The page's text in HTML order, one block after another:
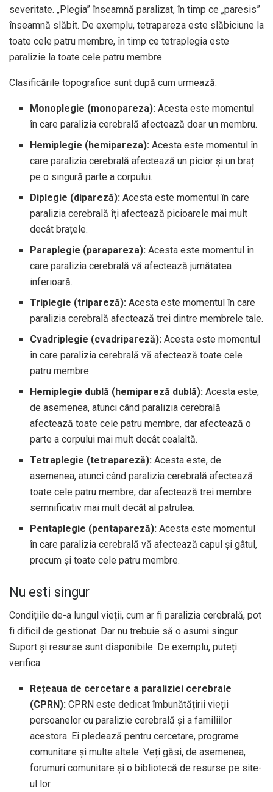
severitate. „Plegia” înseamnă paralizat, în timp ce „paresis”
înseamnă slăbit. De exemplu, tetrapareza este slăbiciune la
toate cele patru membre, în timp ce tetraplegia este
paralizie la toate cele patru membre.
Clasificările topografice sunt după cum urmează:
Monoplegie (monopareza): Acesta este momentul
în care paralizia cerebrală afectează doar un membru.
Hemiplegie (hemipareza): Acesta este momentul în
care paralizia cerebrală afectează un picior și un braț
pe o singură parte a corpului.
Diplegie (dipareză): Acesta este momentul în care
paralizia cerebrală îți afectează picioarele mai mult
decât brațele.
Paraplegie (parapareza): Acesta este momentul în
care paralizia cerebrală vă afectează jumătatea
inferioară.
Triplegie (tripareză): Acesta este momentul în care
paralizia cerebrală afectează trei dintre membrele tale.
Cvadriplegie (cvadripareză): Acesta este momentul
în care paralizia cerebrală vă afectează toate cele
patru membre.
Hemiplegie dublă (hemipareză dublă): Acesta este,
de asemenea, atunci când paralizia cerebrală
afectează toate cele patru membre, dar afectează o
parte a corpului mai mult decât cealaltă.
Tetraplegie (tetrapareză): Acesta este, de
asemenea, atunci când paralizia cerebrală afectează
toate cele patru membre, dar afectează trei membre
semnificativ mai mult decât al patrulea.
Pentaplegie (pentapareză): Acesta este momentul
în care paralizia cerebrală vă afectează capul și gâtul,
precum și toate cele patru membre.
Nu esti singur
Condițiile de-a lungul vieții, cum ar fi paralizia cerebrală, pot
fi dificil de gestionat. Dar nu trebuie să o asumi singur.
Suport și resurse sunt disponibile. De exemplu, puteți
verifica:
Rețeaua de cercetare a paraliziei cerebrale
(CPRN): CPRN este dedicat îmbunătățirii vieții
persoanelor cu paralizie cerebrală și a familiilor
acestora. Ei pledează pentru cercetare, programe
comunitare și multe altele. Veți găsi, de asemenea,
forumuri comunitare și o bibliotecă de resurse pe site-
ul lor.